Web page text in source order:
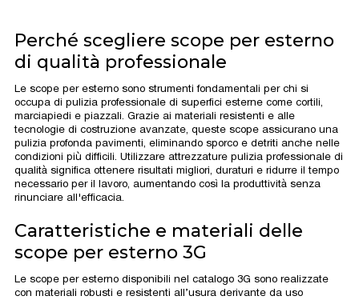
Perché scegliere scope per esterno
di qualità professionale
Le scope per esterno sono strumenti fondamentali per chi si
occupa di pulizia professionale di superfici esterne come cortili,
marciapiedi e piazzali. Grazie ai materiali resistenti e alle
tecnologie di costruzione avanzate, queste scope assicurano una
pulizia profonda pavimenti, eliminando sporco e detriti anche nelle
condizioni più difficili. Utilizzare attrezzature pulizia professionale di
qualità significa ottenere risultati migliori, duraturi e ridurre il tempo
necessario per il lavoro, aumentando così la produttività senza
rinunciare all'efficacia.
Caratteristiche e materiali delle
scope per esterno 3G
Le scope per esterno disponibili nel catalogo 3G sono realizzate
con materiali robusti e resistenti all’usura derivante da uso